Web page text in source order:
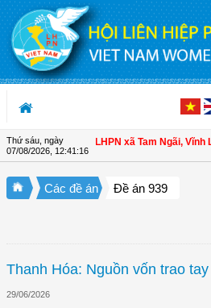
Truy cập nội dung luôn
Thứ sáu, ngày
07/08/2026, 12:41:17
hội viên | Hội LHPN xã Tam Ngãi, Vĩnh
Các đề án Đề án 939
Thanh Hóa: Nguồn vốn trao
29/06/2026